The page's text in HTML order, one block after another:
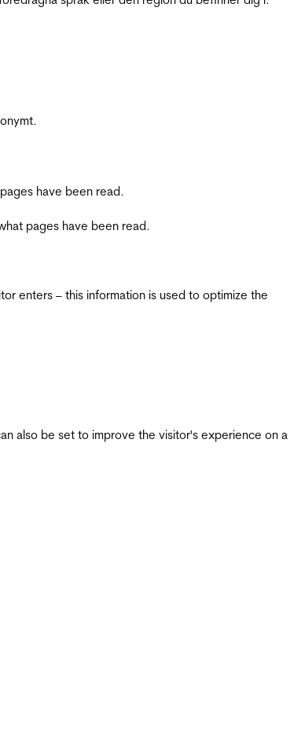
have been read.
pages have been read.
enters – this information is used to optimize the
also be set to improve the visitor's experience on a